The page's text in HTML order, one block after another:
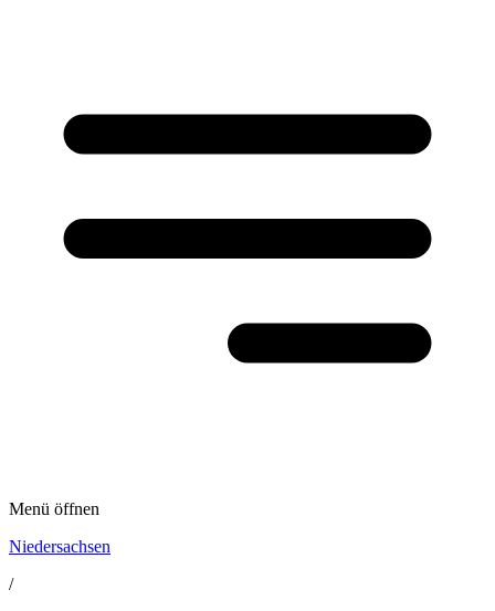
Menü öffnen
Niedersachsen
/